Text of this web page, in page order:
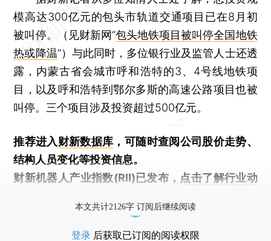
模高达300亿元的包头市轨道交通项目已在8月初
被叫停。（见财新网“包头地铁项目被叫停全国地铁
热或降温”）与此同时，多位银行业及监管人士还透
露，内蒙古省会城市呼和浩特的3、4号线地铁项
目，以及呼和浩特到鄂尔多斯的高速公路项目也被
叫停。三个项目涉及投资超过500亿元。
推荐进入财新数据库 ，可随时查阅公司股价走势、
结构人员变化等投资信息。
财新机器人产业指数(RII)已发布， 点击了解行业动
本文共计2126字 订阅后继续阅读
登录 后获取已订阅的阅读权限